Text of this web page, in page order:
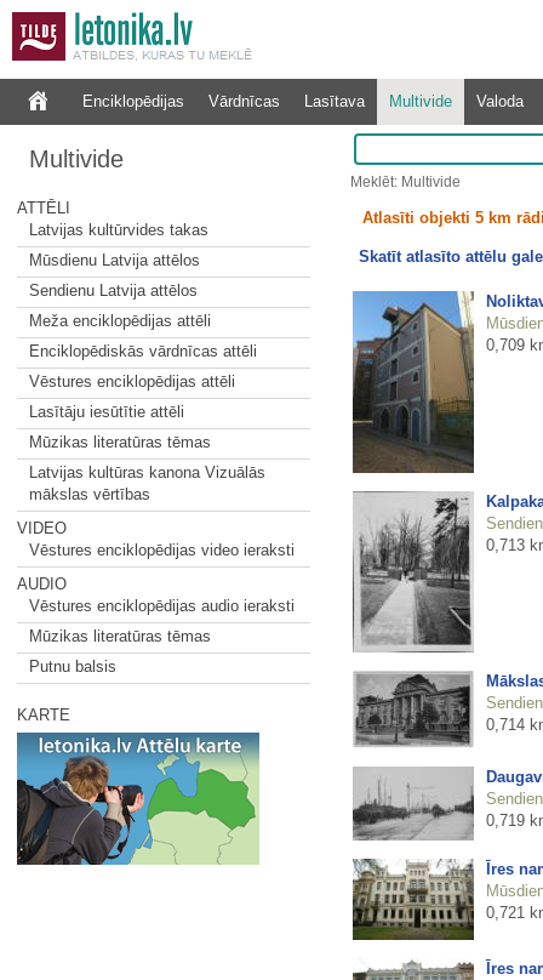
Enciklopēdijas Vārdnīcas Lasītava Multivide Valoda
Multivide
ATTĒLI
Latvijas kultūrvides takas
Mūsdienu Latvija attēlos
Sendienu Latvija attēlos
Meža enciklopēdijas attēli
Enciklopēdiskās vārdnīcas attēli
Vēstures enciklopēdijas attēli
Lasītāju iesūtītie attēli
Mūzikas literatūras tēmas
Latvijas kultūras kanona Vizuālās
mākslas vērtības
VIDEO
Vēstures enciklopēdijas video ieraksti
AUDIO
Vēstures enciklopēdijas audio ieraksti
Mūzikas literatūras tēmas
Putnu balsis
KARTE
Meklēt: Multivide
Atlasīti objekti 5 km
Skatīt atlasīto attēlu
0,709
0,713
0,714
0,719
Īres
0,721
Īres